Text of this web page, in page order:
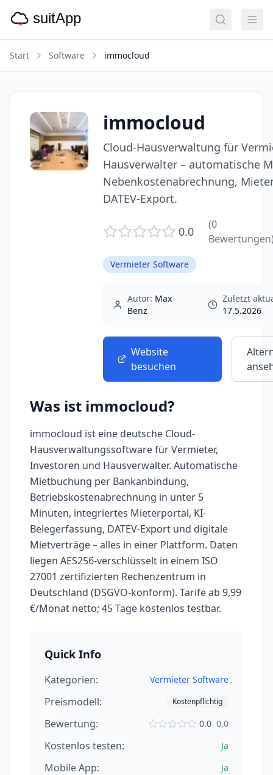
Start Software immocloud
immocloud
Cloud-Hausverwaltung für
Hausverwalter – automatische
Nebenkostenabrechnung,
DATEV-Export.
0.0 (0
Vermieter Software
Autor: Max
Benz
Zuletzt
17.5.2026
Website
besuchen
Was ist immocloud?
immocloud ist eine deutsche Cloud-
Hausverwaltungssoftware für Vermieter,
Investoren und Hausverwalter. Automatische
Mietbuchung per Bankanbindung,
Betriebskostenabrechnung in unter 5
Minuten, integriertes Mieterportal, KI-
Belegerfassung, DATEV-Export und digitale
Mietverträge – alles in einer Plattform. Daten
liegen AES256-verschlüsselt in einem ISO
27001 zertifizierten Rechenzentrum in
Deutschland (DSGVO-konform). Tarife ab 9,99
€/Monat netto; 45 Tage kostenlos testbar.
Quick Info
Kategorien: Vermieter Software
Preismodell: Kostenpflichtig
Bewertung: 0.0 0.0
Kostenlos testen: Ja
Mobile App: Ja